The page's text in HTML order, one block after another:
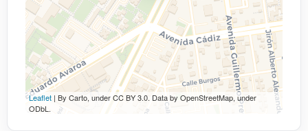
Leaflet | By Carto, under CC BY 3.0. Data by OpenStreetMap, under
ODbL.